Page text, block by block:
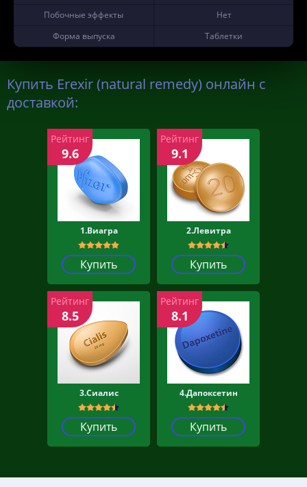
Побочные эффекты
Нет
Форма выпуска
Таблетки
Купить Erexir (natural remedy) онлайн с
доставкой:
1.Виагра
Купить
Рейтинг
9.6
2.Левитра
Купить
Рейтинг
9.1
3.Сиалис
Купить
Рейтинг
8.5
4.Дапоксетин
Купить
Рейтинг
8.1